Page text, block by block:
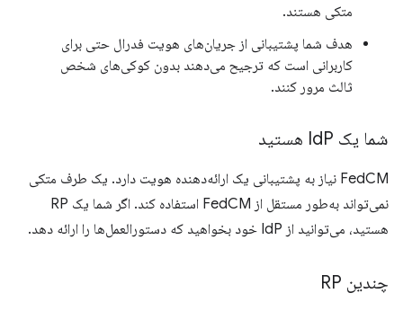
متکی هستند.
هدف شما پشتیبانی از جریان‌های هویت فدرال حتی برای
کاربرانی است که ترجیح می‌دهند بدون کوکی‌های شخص
ثالث مرور کنند.
شما یک Id P هستید
FedCM نیاز به پشتیبانی یک ارائه‌دهنده هویت دارد. یک طرف متکی
نمی‌تواند به‌طور مستقل از FedCM استفاده کند. اگر شما یک RP
هستید، می‌توانید از IdP خود بخواهید که دستورالعمل‌ها را ارائه دهد.
چندین RP